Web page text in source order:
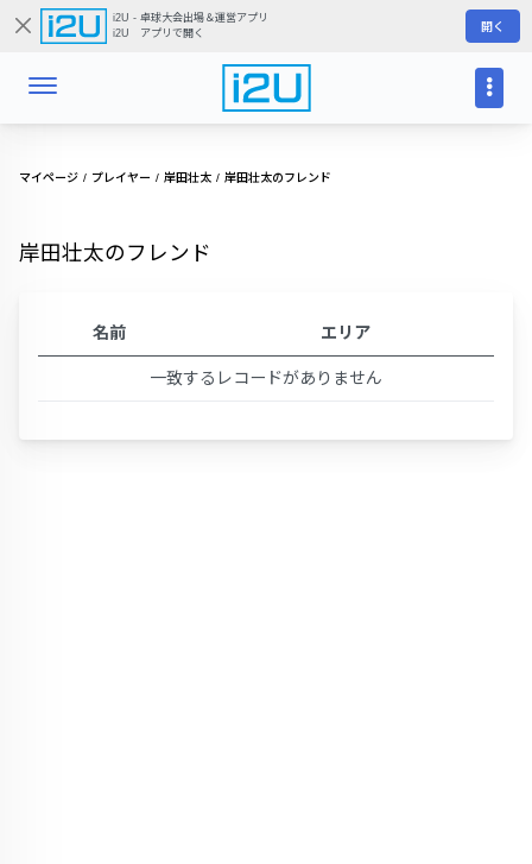
i2U - 卓球大会出場＆運営アプリ
i2U アプリで開く
開く
マイページ プレイヤー 岸田壮太 岸田壮太のフレンド
岸田壮太のフレンド
名前 エリア
一致するレコードがありません